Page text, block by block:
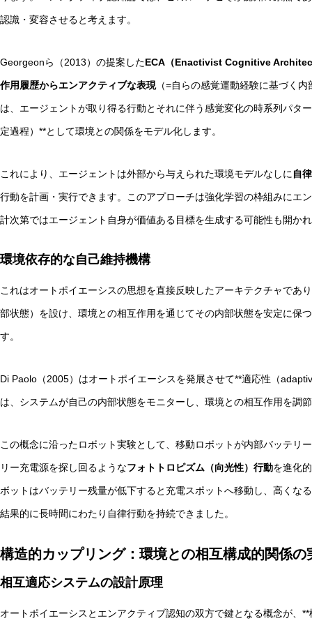
認識・変容させると考えます。
Georgeonら（2013）の提案したECA（Enactivist Cognitive
作用履歴からエンアクティブな表現（=自らの感覚運動経験に基づく
は、エージェントが取り得る行動とそれに伴う感覚変化の時系列パタ
定過程）**として環境との関係をモデル化します。
これにより、エージェントは外部から与えられた環境モデルなしに 自
行動を計画・実行できます。このアプローチは強化学習の枠組みにエ
計次第ではエージェント自身が価値ある目標を生成する可能性も開か
環境依存的な自己維持機構
これはオートポイエーシスの思想を直接反映したアーキテクチャであ
部状態）を設け、環境との相互作用を通じてその内部状態を安定に保
す。
Di Paolo（2005）はオートポイエーシスを発展させて**適応性（
は、システムが自己の内部状態をモニターし、環境との相互作用を調
この概念に沿ったロボット実験として、移動ロボットが内部バッテリ
リー充電源を探し回るようなフォトトロピズム（向光性）行動を進化
ボットはバッテリー残量が低下すると充電スポットへ移動し、高くな
結果的に長時間にわたり自律行動を持続できました。
構造的カップリング：環境との相互構成的関係の
相互適応システムの設計原理
オートポイエーシスとエンアクティブ認知の双方で鍵となる概念が、